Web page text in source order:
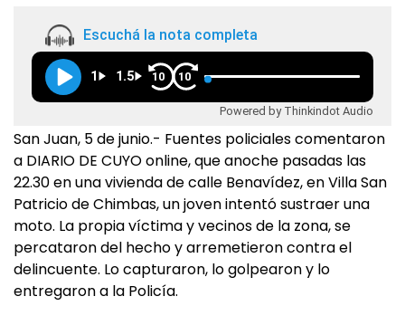
Escuchá la nota completa
1 1.5 10 10
Powered by Thinkindot Audio
San Juan, 5 de junio.- Fuentes policiales comentaron
a DIARIO DE CUYO online, que anoche pasadas las
22.30 en una vivienda de calle Benavídez, en Villa San
Patricio de Chimbas, un joven intentó sustraer una
moto. La propia víctima y vecinos de la zona, se
percataron del hecho y arremetieron contra el
delincuente. Lo capturaron, lo golpearon y lo
entregaron a la Policía.